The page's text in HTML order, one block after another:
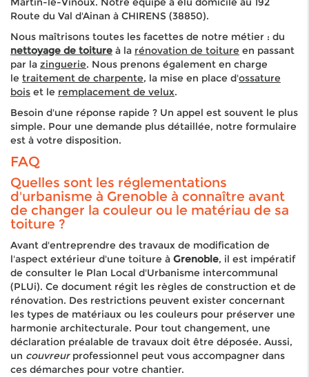
Route du Val d'Ainan à CHIRENS (38850).
Nous maîtrisons toutes les facettes de notre métier : du
nettoyage de toiture à la rénovation de toiture en passant
par la zinguerie. Nous prenons également en charge
le traitement de charpente, la mise en place d'ossature
bois et le remplacement de velux.
Besoin d'une réponse rapide ? Un appel est souvent le plus
simple. Pour une demande plus détaillée, notre formulaire
est à votre disposition.
FAQ
Quelles sont les réglementations
d'urbanisme à Grenoble à connaître avant
de changer la couleur ou le matériau de sa
toiture ?
Avant d'entreprendre des travaux de modification de
l'aspect extérieur d'une toiture à Grenoble, il est impératif
de consulter le Plan Local d'Urbanisme intercommunal
(PLUi). Ce document régit les règles de construction et de
rénovation. Des restrictions peuvent exister concernant
les types de matériaux ou les couleurs pour préserver une
harmonie architecturale. Pour tout changement, une
déclaration préalable de travaux doit être déposée. Aussi,
un couvreurprofessionnel peut vous accompagner dans
ces démarches pour votre chantier.